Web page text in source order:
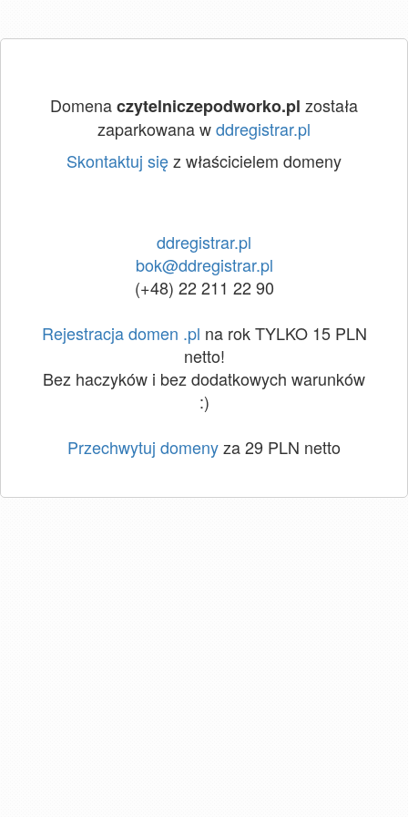
Domenaczytelniczepodworko.pl została
zaparkowana wddregistrar.pl
Skontaktuj sięz właścicielem domeny
ddregistrar.pl
bok@ddregistrar.pl
(+48) 22 211 22 90
Rejestracja domen .pl na rok TYLKO 15 PLN
netto!
Bez haczyków i bez dodatkowych warunków
:)
Przechwytuj domenyza 29 PLN netto